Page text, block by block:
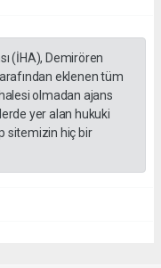
(İHA), Demirören
eklenen tüm
olmadan ajans
yer alan hukuki
sitemizin hiç bir